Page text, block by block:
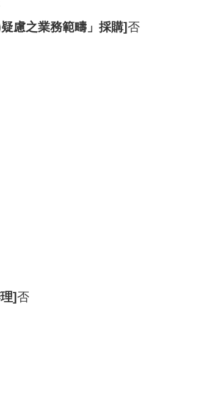
慮之業務範疇」採購]否
]否